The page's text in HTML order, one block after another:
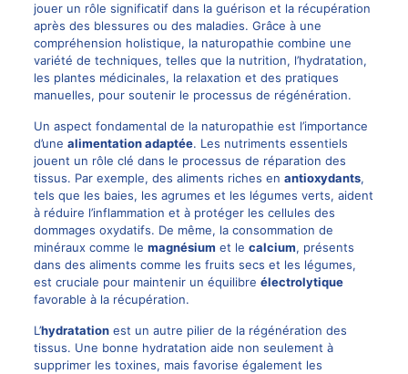
jouer un rôle significatif dans la guérison et la récupération
après des blessures ou des maladies. Grâce à une
compréhension holistique, la naturopathie combine une
variété de techniques, telles que la nutrition, l’hydratation,
les plantes médicinales, la relaxation et des pratiques
manuelles, pour soutenir le processus de régénération.
Un aspect fondamental de la naturopathie est l’importance
d’une alimentation adaptée. Les nutriments essentiels
jouent un rôle clé dans le processus de réparation des
tissus. Par exemple, des aliments riches en antioxydants,
tels que les baies, les agrumes et les légumes verts, aident
à réduire l’inflammation et à protéger les cellules des
dommages oxydatifs. De même, la consommation de
minéraux comme le magnésium et le calcium, présents
dans des aliments comme les fruits secs et les légumes,
est cruciale pour maintenir un équilibre électrolytique
favorable à la récupération.
L’hydratationest un autre pilier de la régénération des
tissus. Une bonne hydratation aide non seulement à
supprimer les toxines, mais favorise également les